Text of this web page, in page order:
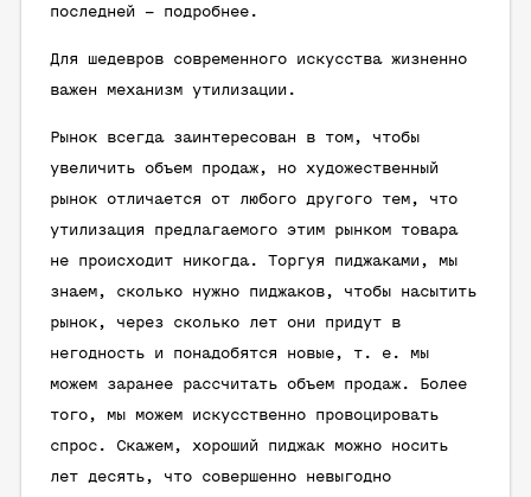
последней – подробнее.
Для шедевров современного искусства жизненно
важен механизм утилизации.
Рынок всегда заинтересован в том, чтобы
увеличить объем продаж, но художественный
рынок отличается от любого другого тем, что
утилизация предлагаемого этим рынком товара
не происходит никогда. Торгуя пиджаками, мы
знаем, сколько нужно пиджаков, чтобы насытить
рынок, через сколько лет они придут в
негодность и понадобятся новые, т. е. мы
можем заранее рассчитать объем продаж. Более
того, мы можем искусственно провоцировать
спрос. Скажем, хороший пиджак можно носить
лет десять, что совершенно невыгодно